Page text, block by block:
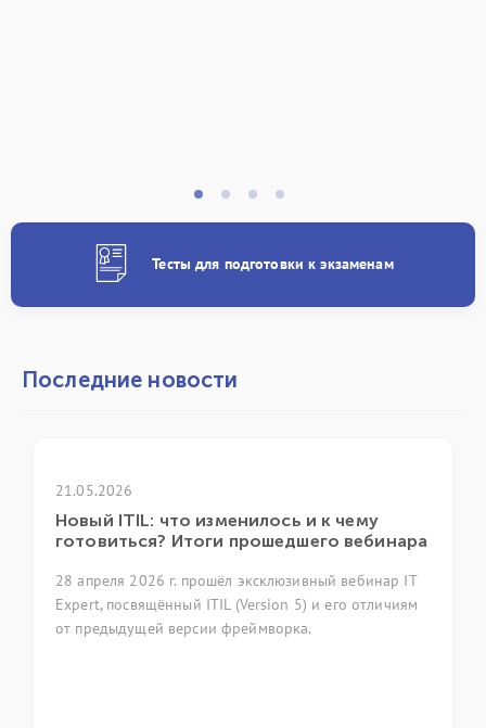
Тесты для подготовки к экзаменам
Последние новости
21.05.2026
Новый ITIL: что изменилось и к чему
готовиться? Итоги прошедшего вебинара
28 апреля 2026 г. прошёл эксклюзивный вебинар IT
Expert, посвящённый ITIL (Version 5) и его отличиям
от предыдущей версии фреймворка.